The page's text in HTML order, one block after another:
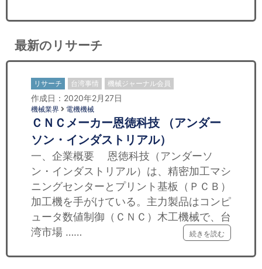
最新のリサーチ
リサーチ 台湾事情 機械ジャーナル会員
作成日：2020年2月27日
機械業界 電機機械
ＣＮＣメーカー恩徳科技 （アンダー
ソン・インダストリアル）
一、企業概要 恩徳科技（アンダーソ
ン・インダストリアル）は、精密加工マシ
ニングセンターとプリント基板（ＰＣＢ）
加工機を手がけている。主力製品はコンピ
ュータ数値制御（ＣＮＣ）木工機械で、台
湾市場 ……
続きを読む